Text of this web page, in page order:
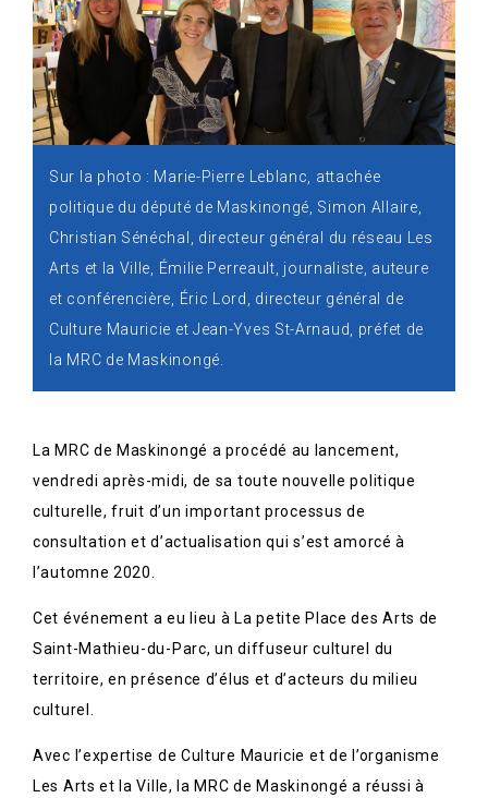
Sur la photo : Marie-Pierre Leblanc, attachée
politique du député de Maskinongé, Simon Allaire,
Christian Sénéchal, directeur général du réseau Les
Arts et la Ville, Émilie Perreault, journaliste, auteure
et conférencière, Éric Lord, directeur général de
Culture Mauricie et Jean-Yves St-Arnaud, préfet de
la MRC de Maskinongé.
La MRC de Maskinongé a procédé au lancement,
vendredi après-midi, de sa toute nouvelle politique
culturelle, fruit d’un important processus de
consultation et d’actualisation qui s’est amorcé à
l’automne 2020.
Cet événement a eu lieu à La petite Place des Arts de
Saint-Mathieu-du-Parc, un diffuseur culturel du
territoire, en présence d’élus et d’acteurs du milieu
culturel.
Avec l’expertise de Culture Mauricie et de l’organisme
Les Arts et la Ville, la MRC de Maskinongé a réussi à